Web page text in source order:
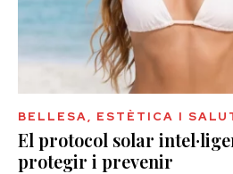
BELLESA, ESTÈTICA I
El protocol solar
protegir i prevenir